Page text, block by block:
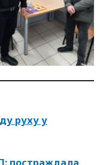
руху у
постраждала